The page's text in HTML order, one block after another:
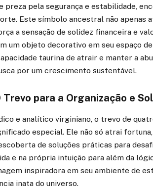
preza pela segurança e estabilidade,
Este símbolo ancestral não apenas
a sensação de solidez financeira e
um objeto decorativo em seu espaço
taurina de atrair e manter a
por um crescimento sustentável.
Trevo para a Organização e
e analítico virginiano, o trevo de
especial. Ele não só atrai
de soluções práticas para
e na própria intuição para além da
inspiradora em seu ambiente de
inata do universo.